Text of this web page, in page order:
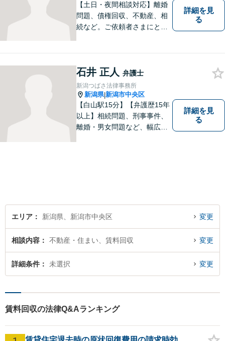
【土日・夜間相談対応】離婚
問題、債権回収、不動産、相
続など。ご依頼者さまにとっ
ず、わかりやすくご説明しま
す。お気軽にご相談ください
【子連れ相談可】
詳細を見
る
石井 正人 弁護士
新潟つばさ法律事務所
新潟県|新潟市中央区
【白山駅15分】【弁護歴15年
以上】相続問題、刑事事件、
離婚・男女問題など、幅広い
詳細を見
る
エリア 新潟県、新潟市中央区 変更
相談内容 不動産・住まい、賃料回収 変更
詳細条件 未選択 変更
賃料回収の法律Q&Aランキング